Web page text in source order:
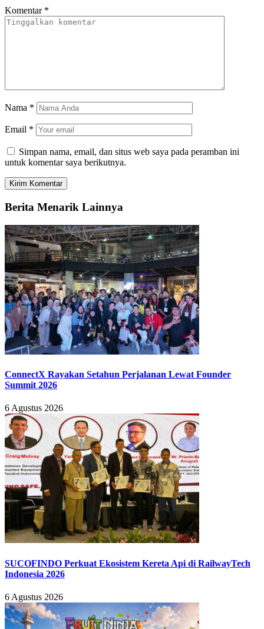
Komentar *
Nama *
Email *
Simpan nama, email, dan situs web saya pada peramban ini
untuk komentar saya berikutnya.
Berita Menarik Lainnya
ConnectX Rayakan Setahun Perjalanan Lewat Founder
Summit 2026
6 Agustus 2026
SUCOFINDO Perkuat Ekosistem Kereta Api di RailwayTech
Indonesia 2026
6 Agustus 2026